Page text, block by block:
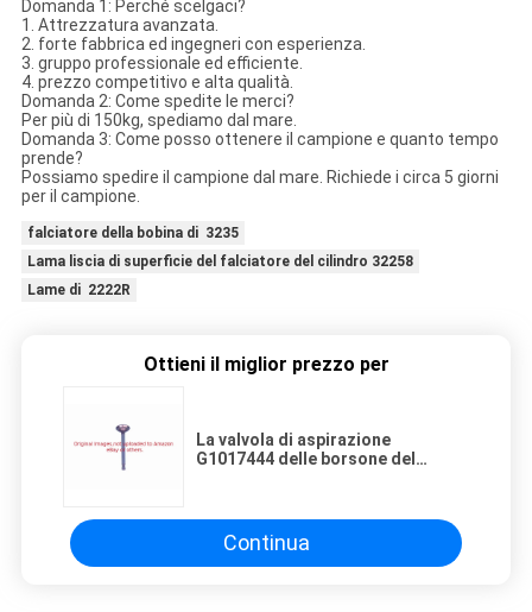
Domanda 1: Perché scelgaci?
1. Attrezzatura avanzata.
2. forte fabbrica ed ingegneri con esperienza.
3. gruppo professionale ed efficiente.
4. prezzo competitivo e alta qualità.
Domanda 2: Come spedite le merci?
Per più di 150kg, spediamo dal mare.
Domanda 3: Come posso ottenere il campione e quanto tempo
prende?
Possiamo spedire il campione dal mare. Richiede i circa 5 giorni
per il campione.
falciatore della bobina di 3235
Lama liscia di superficie del falciatore del cilindro 32258
Lame di 2222R
Ottieni il miglior prezzo per
La valvola di aspirazione
G1017444 delle borsone del
dell'automobile del club, FE350
Continua